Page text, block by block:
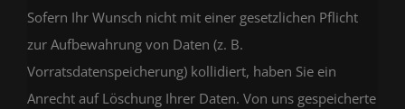
Sofern Ihr Wunsch nicht mit einer gesetzlichen Pflicht
zur Aufbewahrung von Daten (z. B.
Vorratsdatenspeicherung) kollidiert, haben Sie ein
Anrecht auf Löschung Ihrer Daten. Von uns gespeicherte